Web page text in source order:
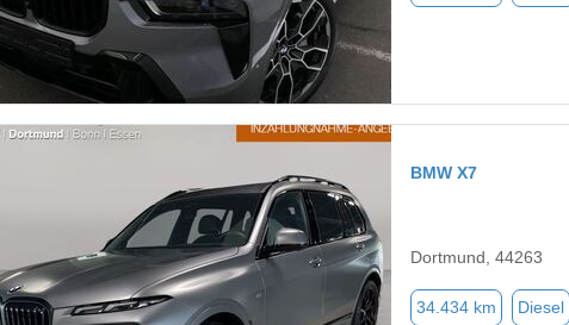
BMW X7
Dortmund, 44263
34.434 km Diesel